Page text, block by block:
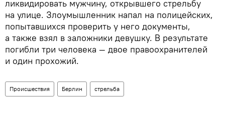
ликвидировать мужчину, открывшего стрельбу
на улице. Злоумышленник напал на полицейских,
попытавшихся проверить у него документы,
а также взял в заложники девушку. В результате
погибли три человека — двое правоохранителей
и один прохожий.
Происшествия Берлин стрельба